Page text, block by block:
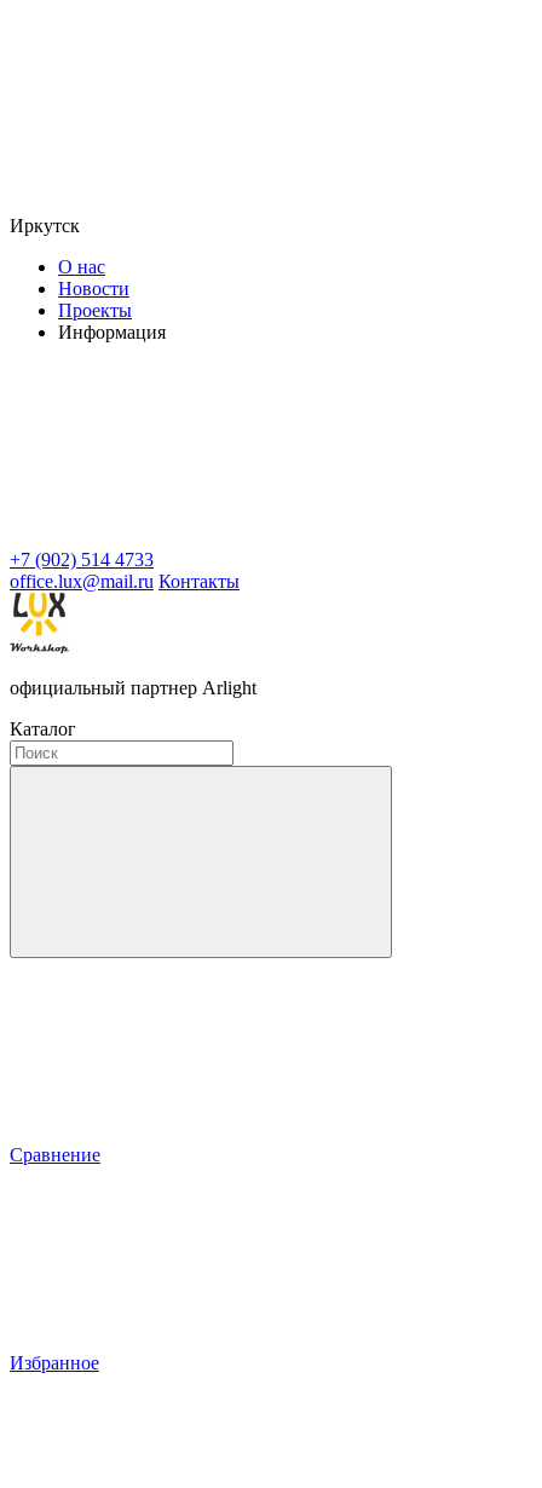
Иркутск
О нас
Новости
Проекты
Информация
+7 (902) 514 4733
office.lux@mail.ru Контакты
официальный партнер Arlight
Каталог
Сравнение
Избранное